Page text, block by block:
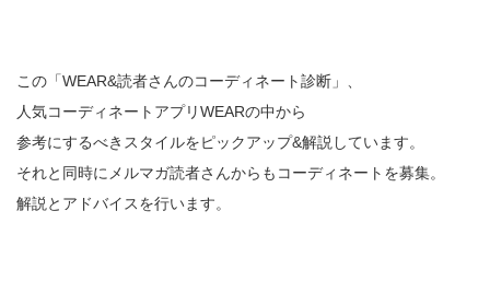
この「WEAR&読者さんのコーディネート診断」、
人気コーディネートアプリWEARの中から
参考にするべきスタイルをピックアップ&解説しています。
それと同時にメルマガ読者さんからもコーディネートを募集。
解説とアドバイスを行います。